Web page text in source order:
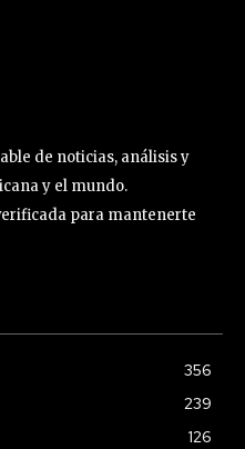
de noticias, análisis y
y el mundo.
para mantenerte
356
239
126